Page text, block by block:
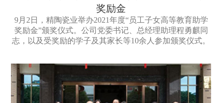
奖励金
9月2日，精陶瓷业举办2021年度“员工子女高等教育助学
奖励金”颁奖仪式。公司党委书记、总经理助理程勇麒同
志，以及受奖励的学子及其家长等10余人参加颁奖仪式。